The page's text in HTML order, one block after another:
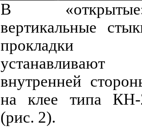
В
вертикальные
прокладки
устанавливают
внутренней
на клее типа
(рис. 2).